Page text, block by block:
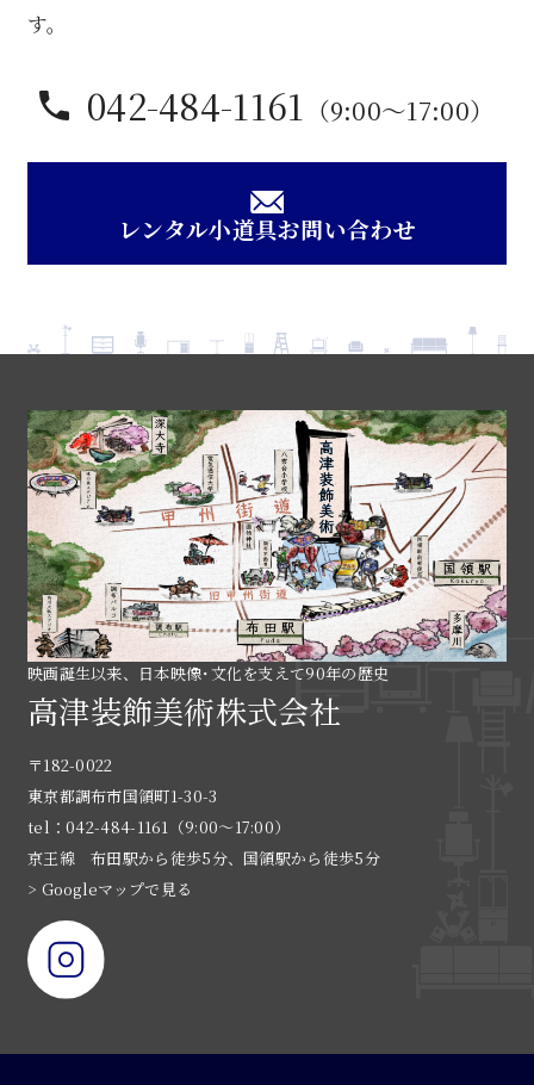
す。
042-484-1161 （9:00〜17:00）
レンタル小道具お問い合わせ
映画誕生以来、日本映像･文化を支えて90年の歴史
高津装飾美術株式会社
〒182-0022
東京都調布市国領町1-30-3
tel：042-484-1161（9:00〜17:00）
京王線 布田駅から徒歩5分、国領駅から徒歩5分
> Googleマップで見る